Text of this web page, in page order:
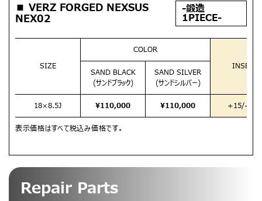
■ VERZ FORGED NEXSUS
NEX02
-鍛造
1PIECE-
SIZE
COLOR
INSET
SAND BLACK
(サンドブラック)
SAND SILVER
(サンドシルバー)
18×8.5J ¥110,000 ¥110,000 +15/+44
表示価格はすべて税込み価格です。
Repair Parts